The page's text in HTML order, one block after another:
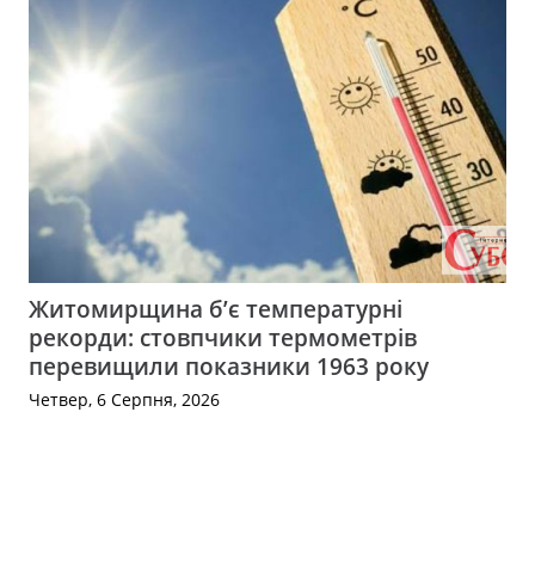
Житомирщина б’є температурні
рекорди: стовпчики термометрів
перевищили показники 1963 року
Четвер, 6 Серпня, 2026